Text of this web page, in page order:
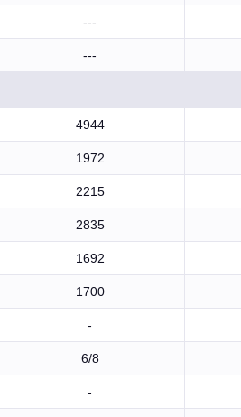
---
---
4944
1972
2215
2835
1692
1700
-
6/8
-